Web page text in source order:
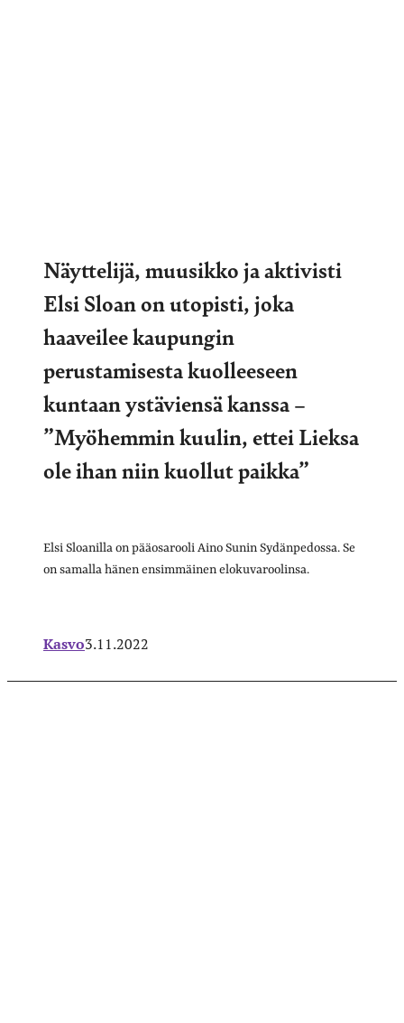
Näyttelijä, muusikko ja aktivisti
Elsi Sloan on utopisti, joka
haaveilee kaupungin
perustamisesta kuolleeseen
kuntaan ystäviensä kanssa –
”Myöhemmin kuulin, ettei Lieksa
ole ihan niin kuollut paikka”
Elsi Sloanilla on pääosarooli Aino Sunin Sydänpedossa. Se
on samalla hänen ensimmäinen elokuvaroolinsa.
Kasvo3.11.2022